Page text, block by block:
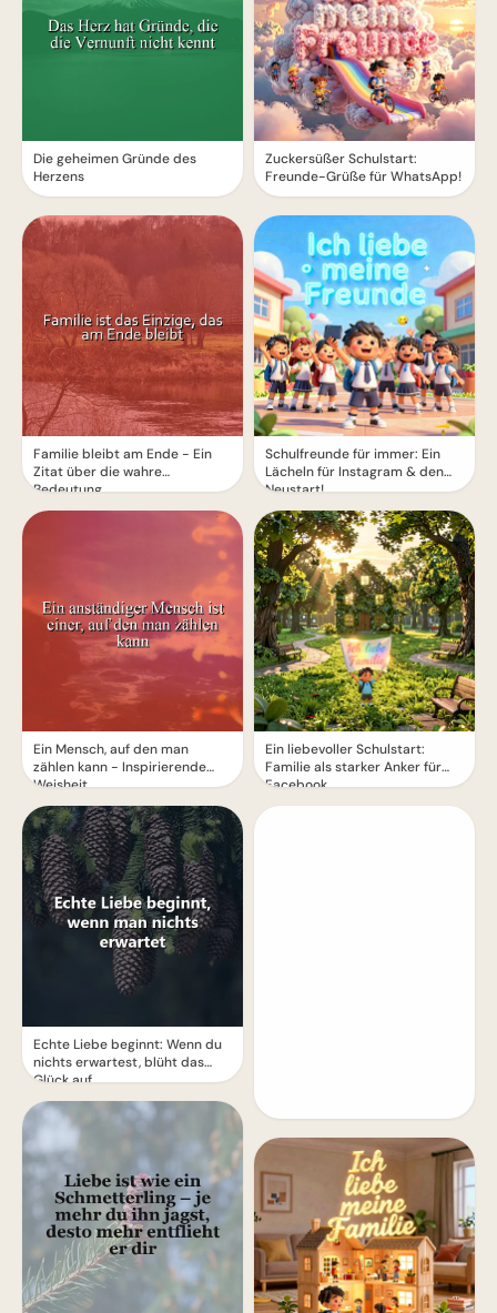
Die geheimen Gründe des
Herzens
Familie bleibt am Ende - Ein
Zitat über die wahre
Bedeutung
Ein Mensch, auf den man
zählen kann - Inspirierende
Weisheit
Echte Liebe beginnt: Wenn du
nichts erwartest, blüht das
Glück auf
Zuckersüßer Schulstart:
Freunde-Grüße für WhatsApp!
Schulfreunde für immer: Ein
Lächeln für Instagram & den
Neustart!
Ein liebevoller Schulstart:
Familie als starker Anker für
Facebook